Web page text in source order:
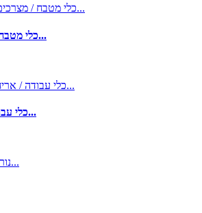
כלי מטבח / מצרכים / כריות / מזרן...
כלי עבודה / אריחים / כיור / ברז...